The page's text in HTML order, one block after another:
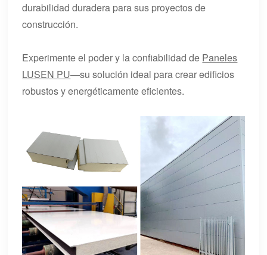
durabilidad duradera para sus proyectos de
construcción.
Experimente el poder y la confiabilidad de Paneles
LUSEN PU—su solución ideal para crear edificios
robustos y energéticamente eficientes.